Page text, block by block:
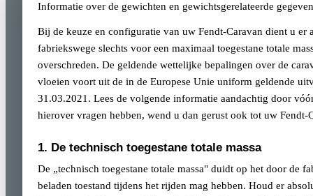
Informatie over de gewichten en gewichtsgerelateerde
Bij de keuze en configuratie van uw Fendt-Caravan dient u er
fabriekswege slechts voor een maximaal toegestane totale
overschreden. De geldende wettelijke bepalingen over de
vloeien voort uit de in de Europese Unie uniform geldende
31.03.2021. Lees de volgende informatie aandachtig door
hierover vragen hebben, wend u dan gerust ook tot uw Fendt-
1. De technisch toegestane totale massa
De „technisch toegestane totale massa" duidt op het door de
beladen toestand tijdens het rijden mag hebben. Houd er